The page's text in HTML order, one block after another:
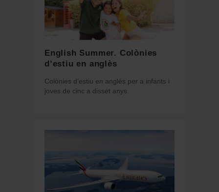
English Summer. Colònies
d’estiu en anglès
Colònies d’estiu en anglès per a infants i
joves de cinc a disset anys.